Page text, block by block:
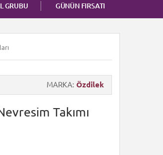
GRUBU GÜNÜN FIRSATI
MARKA Özdilek
Takımı